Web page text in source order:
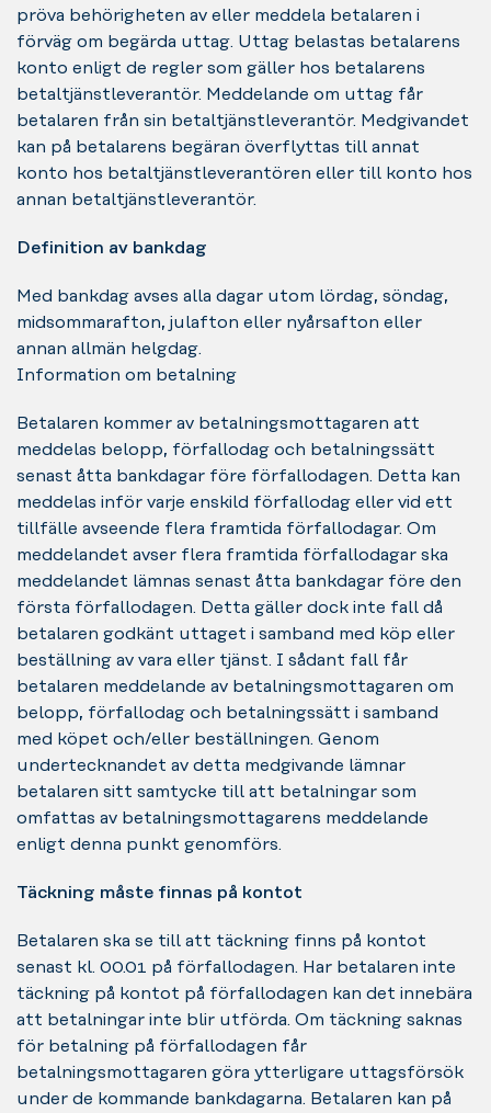
pröva behörigheten av eller meddela betalaren i
förväg om begärda uttag. Uttag belastas betalarens
konto enligt de regler som gäller hos betalarens
betaltjänstleverantör. Meddelande om uttag får
betalaren från sin betaltjänstleverantör. Medgivandet
kan på betalarens begäran överflyttas till annat
konto hos betaltjänstleverantören eller till konto hos
annan betaltjänstleverantör.
Definition av bankdag
Med bankdag avses alla dagar utom lördag, söndag,
midsommarafton, julafton eller nyårsafton eller
annan allmän helgdag.
Information om betalning
Betalaren kommer av betalningsmottagaren att
meddelas belopp, förfallodag och betalningssätt
senast åtta bankdagar före förfallodagen. Detta kan
meddelas inför varje enskild förfallodag eller vid ett
tillfälle avseende flera framtida förfallodagar. Om
meddelandet avser flera framtida förfallodagar ska
meddelandet lämnas senast åtta bankdagar före den
första förfallodagen. Detta gäller dock inte fall då
betalaren godkänt uttaget i samband med köp eller
beställning av vara eller tjänst. I sådant fall får
betalaren meddelande av betalningsmottagaren om
belopp, förfallodag och betalningssätt i samband
med köpet och/eller beställningen. Genom
undertecknandet av detta medgivande lämnar
betalaren sitt samtycke till att betalningar som
omfattas av betalningsmottagarens meddelande
enligt denna punkt genomförs.
Täckning måste finnas på kontot
Betalaren ska se till att täckning finns på kontot
senast kl. 00.01 på förfallodagen. Har betalaren inte
täckning på kontot på förfallodagen kan det innebära
att betalningar inte blir utförda. Om täckning saknas
för betalning på förfallodagen får
betalningsmottagaren göra ytterligare uttagsförsök
under de kommande bankdagarna. Betalaren kan på